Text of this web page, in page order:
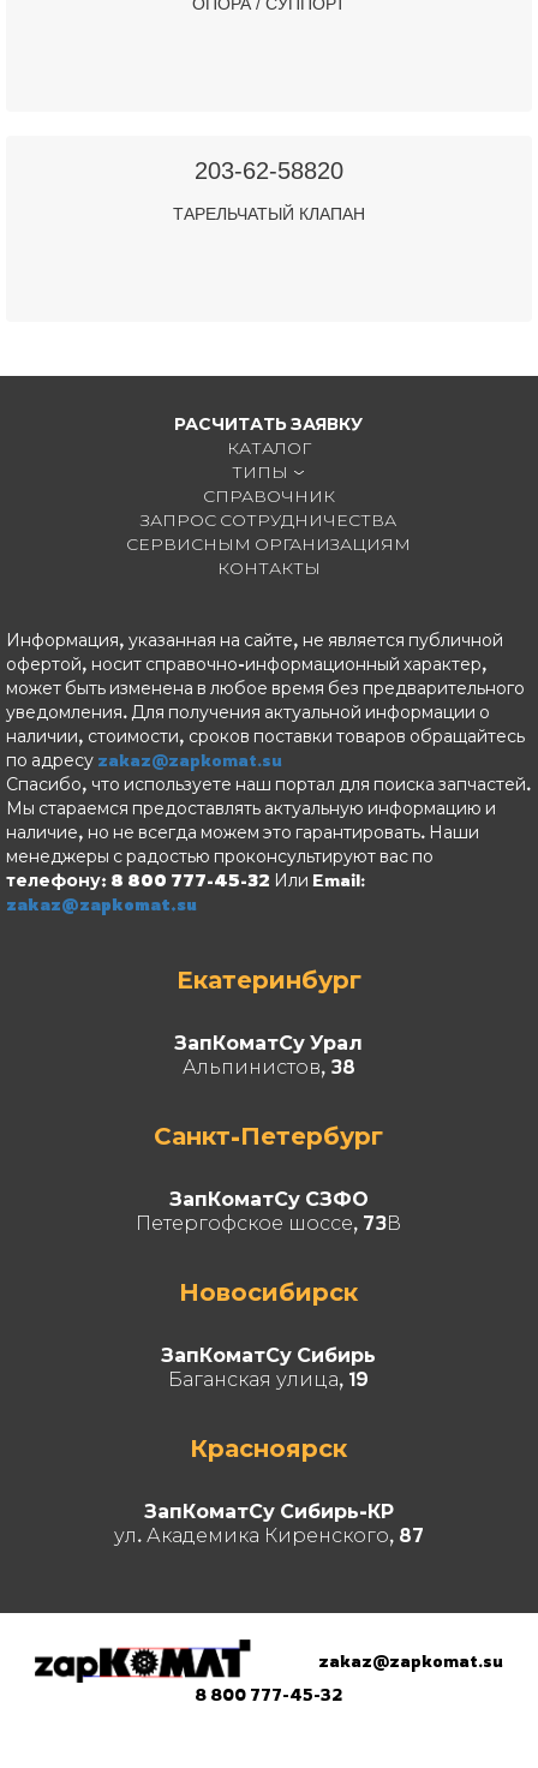
203-62-58820
ТАРЕЛЬЧАТЫЙ КЛАПАН
РАСЧИТАТЬ ЗАЯВКУ
КАТАЛОГ
ТИПЫ
СПРАВОЧНИК
ЗАПРОС СОТРУДНИЧЕСТВА
СЕРВИСНЫМ ОРГАНИЗАЦИЯМ
КОНТАКТЫ
Информация, указанная на сайте, не является публичной
офертой, носит справочно-информационный характер,
может быть изменена в любое время без предварительного
уведомления. Для получения актуальной информации о
наличии, стоимости, сроков поставки товаров обращайтесь
по адресу zakaz@zapkomat.su
Спасибо, что используете наш портал для поиска запчастей.
Мы стараемся предоставлять актуальную информацию и
наличие, но не всегда можем это гарантировать. Наши
менеджеры с радостью проконсультируют вас по
телефону: 8 800 777-45-32 Или Email:
zakaz@zapkomat.su
Екатеринбург
ЗапКоматСу Урал
Альпинистов, 38
Санкт-Петербург
ЗапКоматСу СЗФО
Петергофское шоссе, 73В
Новосибирск
ЗапКоматСу Сибирь
Баганская улица, 19
Красноярск
ЗапКоматСу Сибирь-КР
ул. Академика Киренского, 87
zakaz@zapkomat.su
8 800 777-45-32